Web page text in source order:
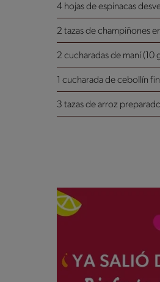
4 hojas de espinacas
2 tazas de champiñones
2 cucharadas de maní (10
1 cucharada de cebollín
3 tazas de arroz